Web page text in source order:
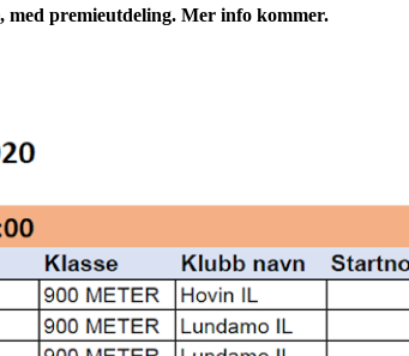
med premieutdeling. Mer info kommer.